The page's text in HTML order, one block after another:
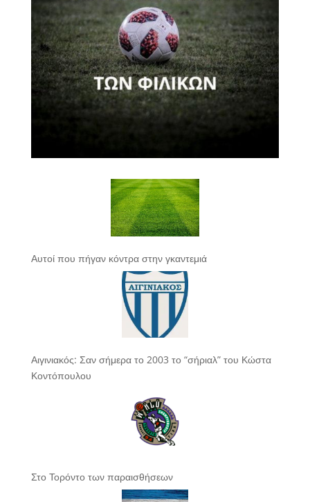
Αυτοί που πήγαν κόντρα στην γκαντεμιά
Αιγινιακός: Σαν σήμερα το 2003 το “σήριαλ” του Κώστα
Κοντόπουλου
Στο Τορόντο των παραισθήσεων